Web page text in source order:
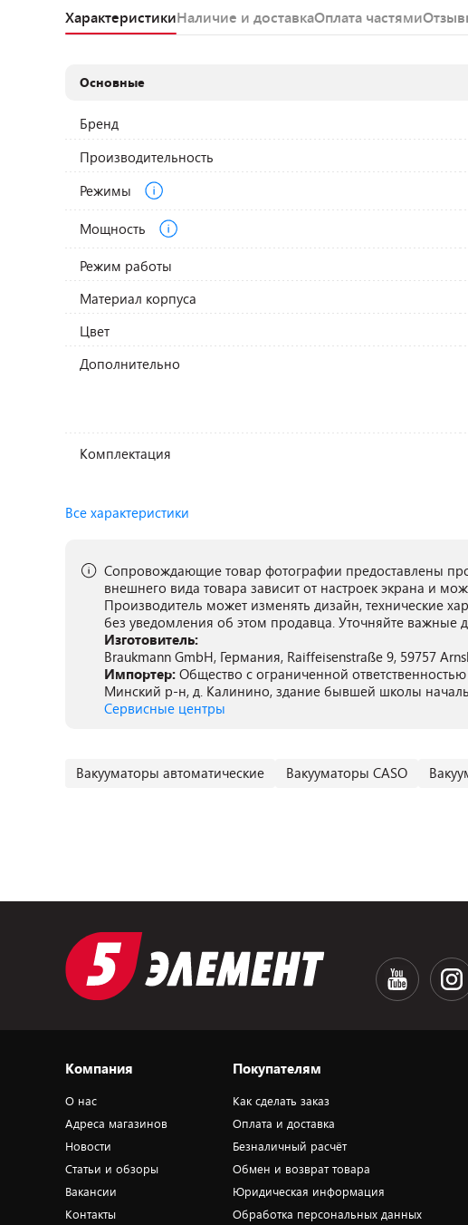
ХарактеристикиНаличие и доставкаОплата частями
Основные
Бренд
Производительность
Режимы
Мощность
Режим работы
Материал корпуса
Цвет
Дополнительно
Комплектация
Все характеристики
Сопровождающие товар фотографии предоставлены
внешнего вида товара зависит от настроек экрана и
Производитель может изменять дизайн, технические
без уведомления об этом продавца. Уточняйте важные
Изготовитель:
Braukmann GmbH, Германия, Raiffeisenstraße 9, 59757
Импортер: Общество с ограниченной
Минский р-н, д. Калинино, здание бывшей школы
Сервисные центры
Вакууматоры автоматические Вакууматоры CASO
Компания
О нас
Адреса магазинов
Новости
Статьи и обзоры
Вакансии
Контакты
Покупателям
Как сделать заказ
Оплата и доставка
Безналичный расчёт
Обмен и возврат товара
Юридическая информация
Обработка персональных данных